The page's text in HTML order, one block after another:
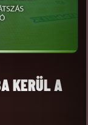
KERÜL A